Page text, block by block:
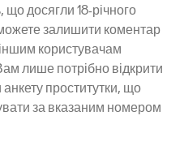
що досягли 18-річного
можете залишити коментар
користувачам
лише потрібно відкрити
проститутки, що
за вказаним номером